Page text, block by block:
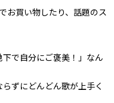
お買い物したり、話題のス
下で自分にご褒美！」なん
ずにどんどん歌が上手く